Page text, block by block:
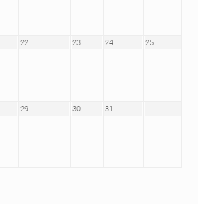
22 23 24 25
29 30 31